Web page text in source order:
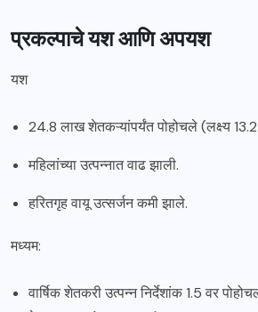
प्रकल्पाचे यश आणि अपयश
यश
24.8 लाख शेतकऱ्यांपर्यंत पोहोचले (लक्ष्य
महिलांच्या उत्पन्नात वाढ झाली.
हरितगृह वायू उत्सर्जन कमी झाले.
मध्यम:
वार्षिक शेतकरी उत्पन्न निर्देशांक 1.5 वर